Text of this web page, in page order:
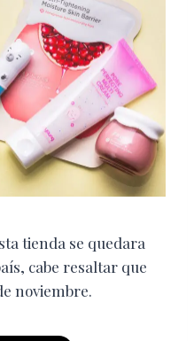
tienda se quedara
cabe resaltar que
noviembre.